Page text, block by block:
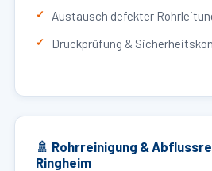
Austausch defekter
Druckprüfung &
🚿 Rohrreinigung &
Ringheim